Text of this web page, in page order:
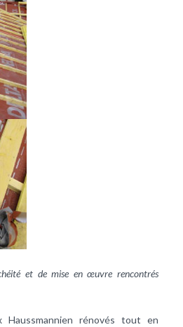
et de mise en œuvre rencontrés
Haussmannien rénovés tout en